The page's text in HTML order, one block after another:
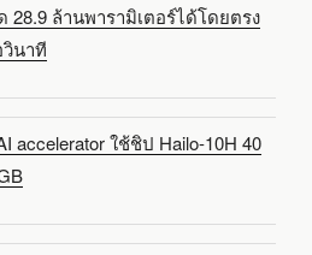
28.9 ล้านพารามิเตอร์ได้โดยตรง
นาที
accelerator ใช้ชิป Hailo-10H 40